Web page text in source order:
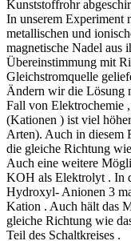
Kunststoffrohr
In unserem Experiment
metallischen und
magnetische Nadel aus
Übereinstimmung mit
Gleichstromquelle
Ändern wir die Lösung
Fall von Elektrochemie
(Kationen ) ist viel
Arten). Auch in diesem
die gleiche Richtung
Auch eine weitere
KOH als Elektrolyt . In
Hydroxyl- Anionen 3
Kation . Auch hält das
gleiche Richtung wie
Teil des Schaltkreises .